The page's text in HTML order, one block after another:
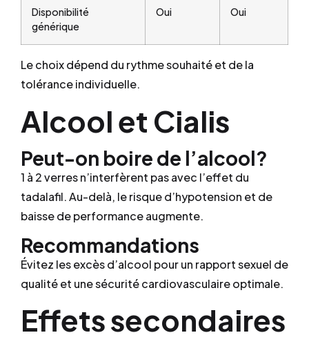
Disponibilité
générique
Oui Oui
Le choix dépend du rythme souhaité et de la
tolérance individuelle.
Alcool et Cialis
Peut-on boire de l’alcool?
1 à 2 verres n’interfèrent pas avec l’effet du
tadalafil. Au-delà, le risque d’hypotension et de
baisse de performance augmente.
Recommandations
Évitez les excès d’alcool pour un rapport sexuel de
qualité et une sécurité cardiovasculaire optimale.
Effets secondaires